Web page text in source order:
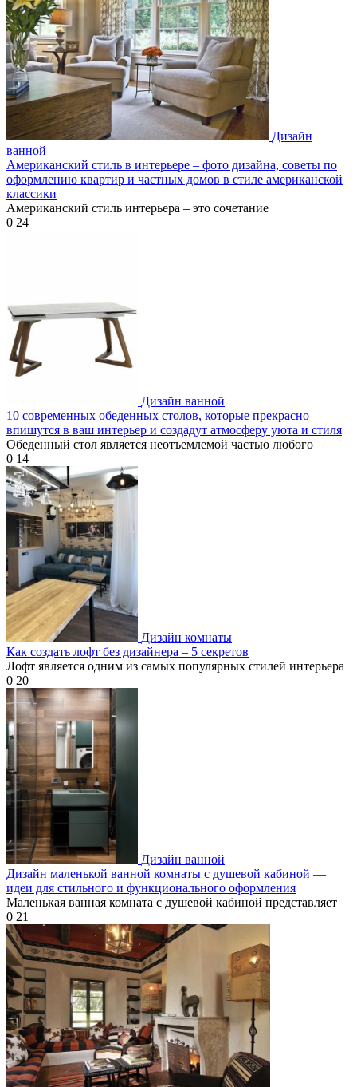
Дизайн
ванной
Американский стиль в интерьере – фото дизайна, советы по
оформлению квартир и частных домов в стиле американской
классики
Американский стиль интерьера – это сочетание
0 24
Дизайн ванной
10 современных обеденных столов, которые прекрасно
впишутся в ваш интерьер и создадут атмосферу уюта и стиля
Обеденный стол является неотъемлемой частью любого
0 14
Дизайн комнаты
Как создать лофт без дизайнера – 5 секретов
Лофт является одним из самых популярных стилей интерьера
0 20
Дизайн ванной
Дизайн маленькой ванной комнаты с душевой кабиной —
идеи для стильного и функционального оформления
Маленькая ванная комната с душевой кабиной представляет
0 21